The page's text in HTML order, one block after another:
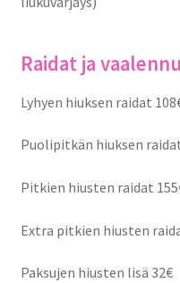
Raidat ja
Lyhyen hiuksen raidat
Puolipitkän hiuksen
Pitkien hiusten raidat
Extra pitkien hiusten
Paksujen hiusten lisä 32€